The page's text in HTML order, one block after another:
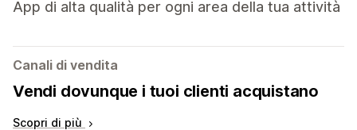
App di alta qualità per ogni area della tua attività
Canali di vendita
Vendi dovunque i tuoi clienti acquistano
Scopri di più